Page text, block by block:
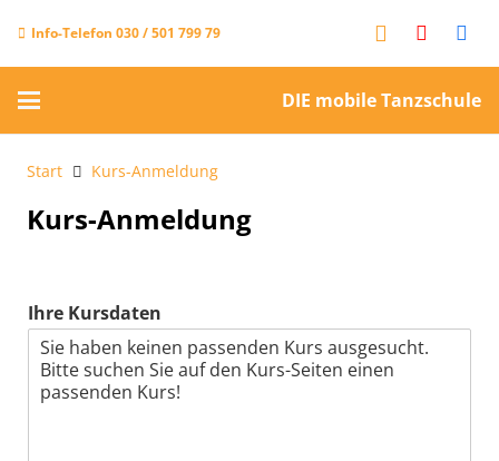
Info-Telefon 030 / 501 799 79
DIE mobile Tanzschule
Start Kurs-Anmeldung
Kurs-Anmeldung
Ihre Kursdaten